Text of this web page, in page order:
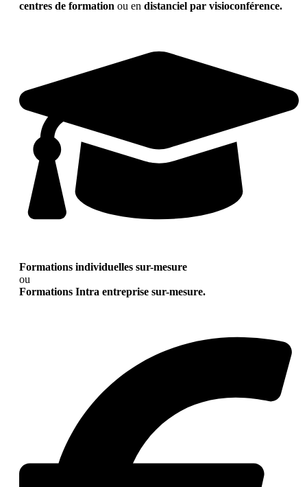
centres de formation ou en distanciel par visioconférence.
Formations individuelles sur-mesure
ou
Formations Intra entreprise sur-mesure.